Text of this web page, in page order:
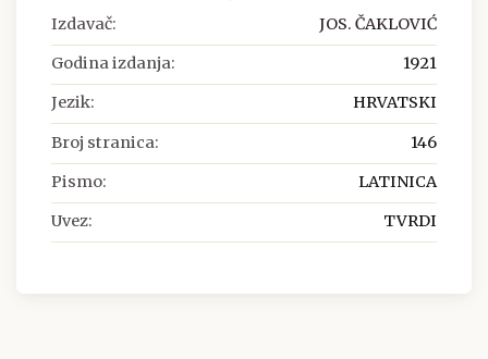
Izdavač: JOS. ČAKLOVIĆ
Godina izdanja: 1921
Jezik: HRVATSKI
Broj stranica: 146
Pismo: LATINICA
Uvez: TVRDI